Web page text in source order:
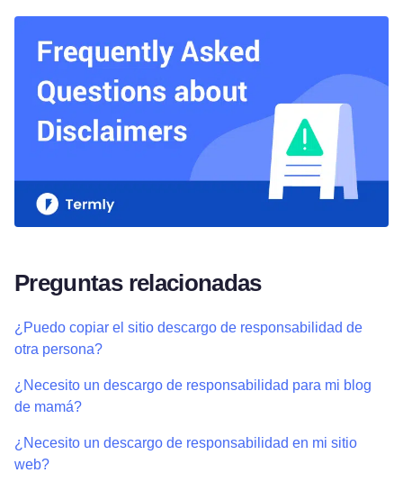
Preguntas relacionadas
¿Puedo copiar el sitio descargo de responsabilidad de
otra persona?
¿Necesito un descargo de responsabilidad para mi blog
de mamá?
¿Necesito un descargo de responsabilidad en mi sitio
web?